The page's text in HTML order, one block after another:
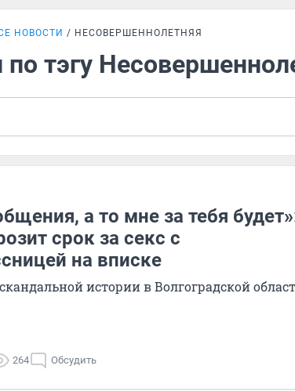
НОВОСТИ НЕСОВЕРШЕННОЛЕТНЯЯ
по тэгу
а то мне за тебя
срок за секс с
на вписке
истории в Волгоградской
264 Обсудить